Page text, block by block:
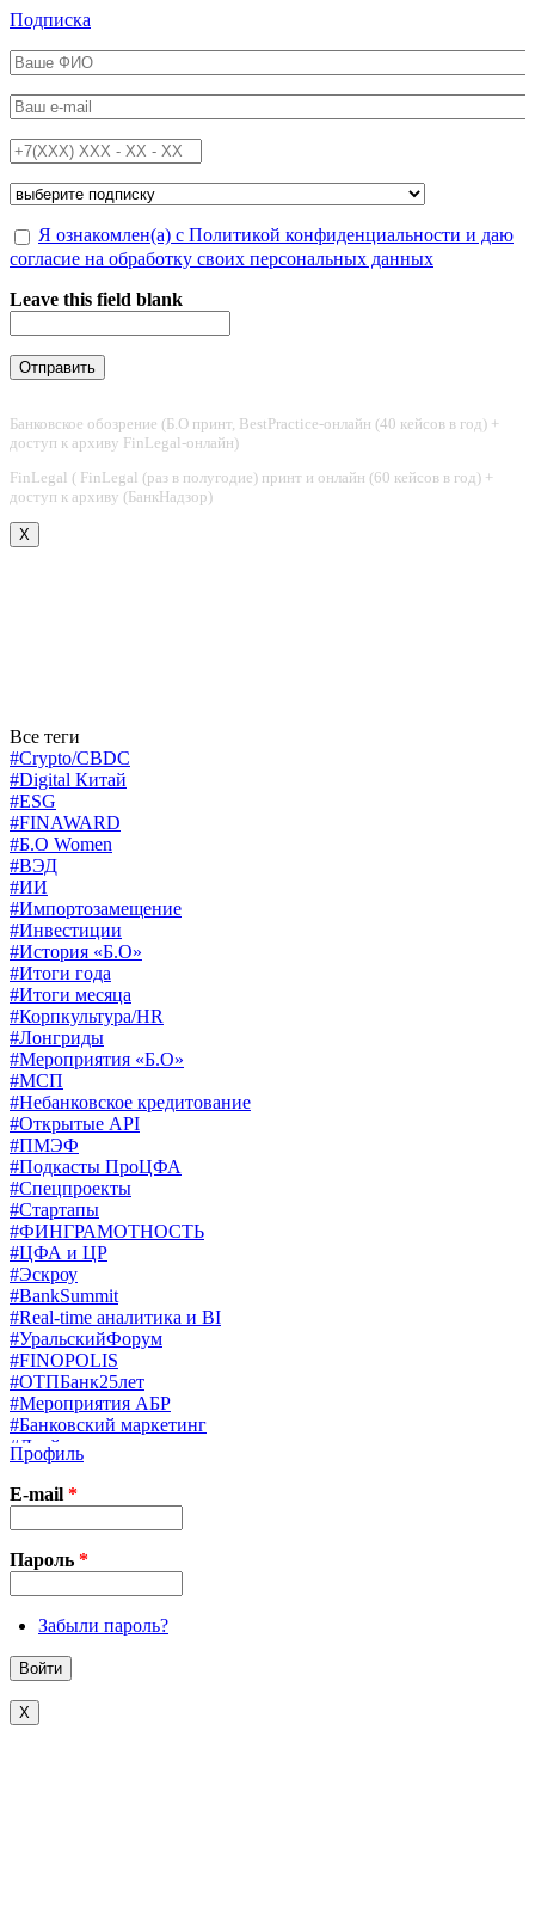
Перейти к основному содержанию
Подписка
ФИО*
Email*
Телефон*
Подписка на*
Обработка персональных данных*
Я ознакомлен(а) с Политикой конфиденциальности и даю
согласие на обработку своих персональных данных
Leave this field blank
Банковское обозрение (Б.О принт, BestPractice-онлайн (40 кейсов в год) +
доступ к архиву FinLegal-онлайн)
FinLegal ( FinLegal (раз в полугодие) принт и онлайн (60 кейсов в год) +
доступ к архиву (БанкНадзор)
X
Все теги
#Crypto/CBDC
#Digital Китай
#ESG
#FINAWARD
#Б.О Women
#ВЭД
#ИИ
#Импортозамещение
#Инвестиции
#История «Б.О»
#Итоги года
#Итоги месяца
#Корпкультура/HR
#Лонгриды
#Мероприятия «Б.О»
#МСП
#Небанковское кредитование
#Открытые API
#ПМЭФ
#Подкасты ПроЦФА
#Спецпроекты
#Стартапы
#ФИНГРАМОТНОСТЬ
#ЦФА и ЦР
#Эскроу
#BankSummit
#Real-time аналитика и BI
#УральскийФорум
#FINOPOLIS
#ОТПБанк25лет
#Мероприятия АБР
#Банковский маркетинг
#Драйверы страхования
#Финконгресс ЦБ
#PB&WM
#UX/CX
#Экосистемы
X
Профиль
E-mail *
Пароль *
Забыли пароль?
X